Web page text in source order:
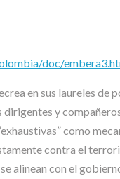
doc/
en sus laureles de
y
como
contra el
alinean con el